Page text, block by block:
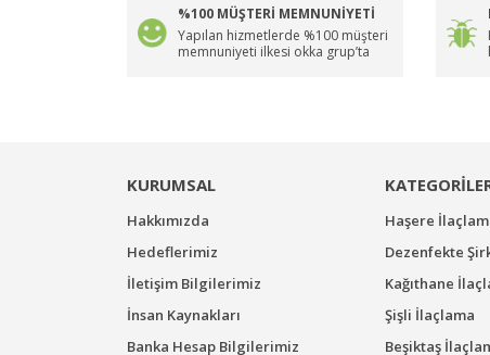
%100 MÜŞTERİ MEMNUNİYETİ
Yapılan hizmetlerde %100 müşteri
memnuniyeti ilkesi okka grup’ta
KURUMSAL
Hakkımızda
Hedeflerimiz
İletişim Bilgilerimiz
İnsan Kaynakları
Banka Hesap Bilgilerimiz
Haşere
Dezenfekte
Kağıthane
Şişli İlaçlama
Beşiktaş